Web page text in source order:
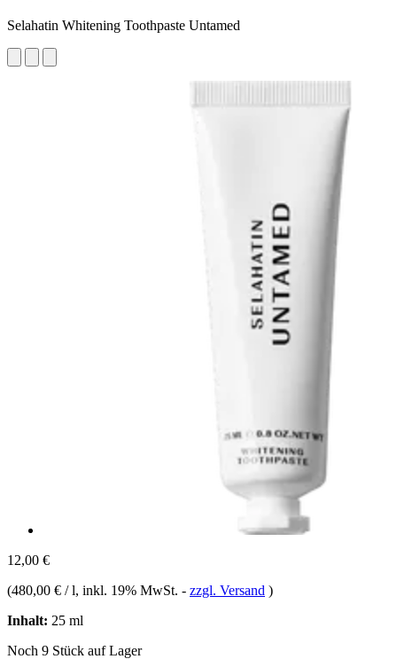
Selahatin Whitening Toothpaste Untamed
12,00 €
(480,00 € / l, inkl. 19% MwSt. - zzgl. Versand )
Inhalt: 25 ml
Noch 9 Stück auf Lager